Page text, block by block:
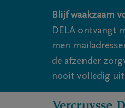
Overslaan en naar inhoud
Blijf waakzaam
DELA ontvangt
men
de afzender
nooit volledig uit